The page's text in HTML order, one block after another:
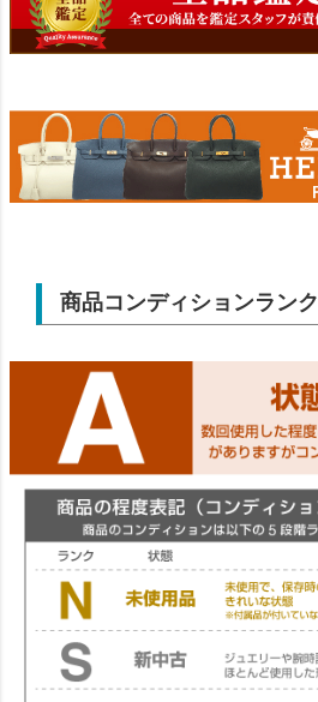
商品コンディションランク